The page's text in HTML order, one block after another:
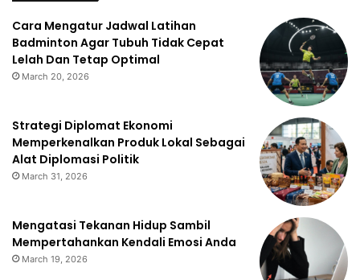
Cara Mengatur Jadwal Latihan
Badminton Agar Tubuh Tidak Cepat
Lelah Dan Tetap Optimal
March 20, 2026
Strategi Diplomat Ekonomi
Memperkenalkan Produk Lokal Sebagai
Alat Diplomasi Politik
March 31, 2026
Mengatasi Tekanan Hidup Sambil
Mempertahankan Kendali Emosi Anda
March 19, 2026